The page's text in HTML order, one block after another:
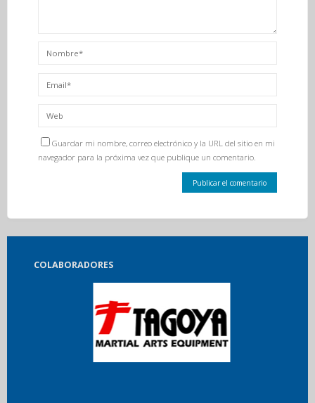
Guardar mi nombre, correo electrónico y la URL del sitio en mi
navegador para la próxima vez que publique un comentario.
COLABORADORES